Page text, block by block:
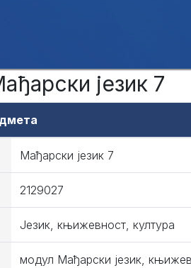
језик 7
Мађарски језик 7
2129027
Језик, књижевност, култура
модул Мађарски језик,